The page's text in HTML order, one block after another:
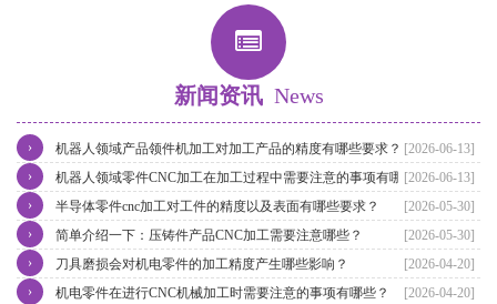
新闻资讯 News
[2026-06-13]
机器人领域产品领件机加工对加工产品的精度有哪些要求？
›
[2026-06-13]
机器人领域零件CNC加工在加工过程中需要注意的事项有哪些？
›
[2026-05-30]
半导体零件cnc加工对工件的精度以及表面有哪些要求？
›
[2026-05-30]
简单介绍一下：压铸件产品CNC加工需要注意哪些？
›
[2026-04-20]
刀具磨损会对机电零件的加工精度产生哪些影响？
›
[2026-04-20]
机电零件在进行CNC机械加工时需要注意的事项有哪些？
›